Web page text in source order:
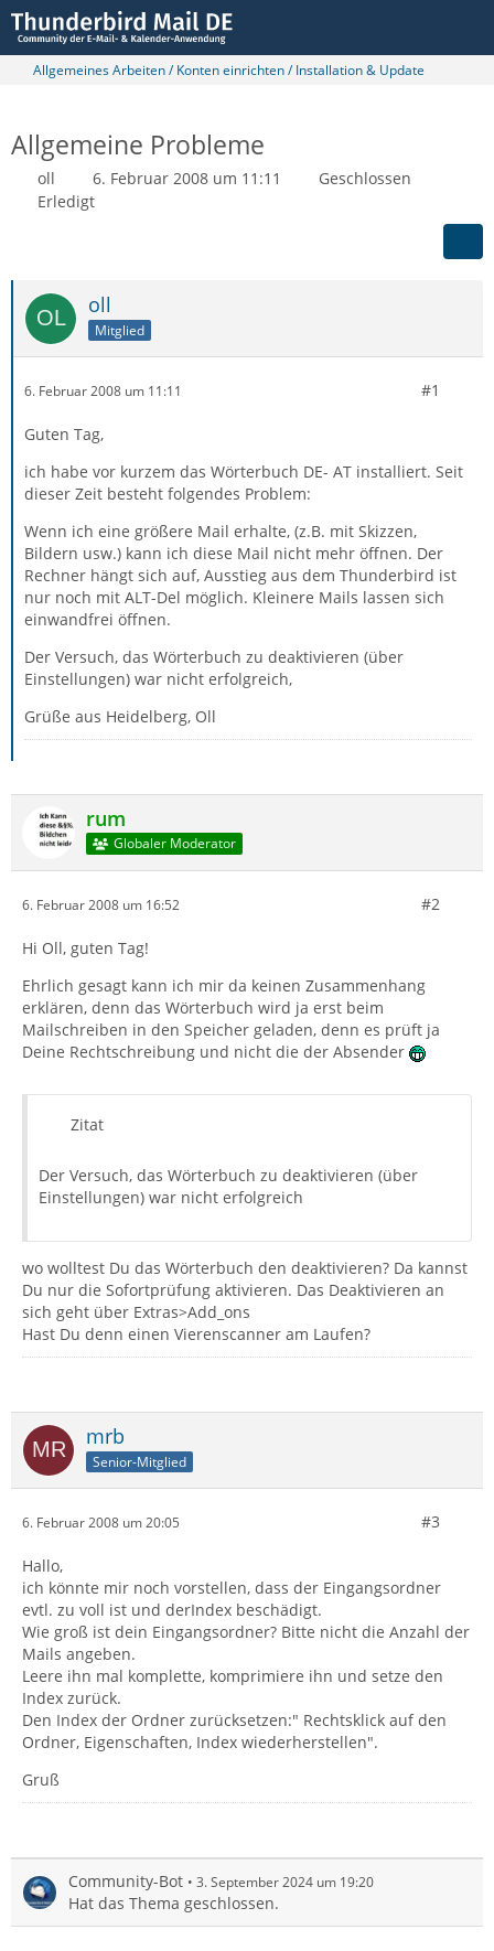
Allgemeines Arbeiten / Konten einrichten / Installation & Update
Allgemeine Probleme
oll 6. Februar 2008 um 11:11
Geschlossen
Erledigt
oll
Mitglied
6. Februar 2008 um 11:11 #1
Guten Tag,
ich habe vor kurzem das Wörterbuch DE- AT installiert. Seit
dieser Zeit besteht folgendes Problem:
Wenn ich eine größere Mail erhalte, (z.B. mit Skizzen,
Bildern usw.) kann ich diese Mail nicht mehr öffnen. Der
Rechner hängt sich auf, Ausstieg aus dem Thunderbird ist
nur noch mit ALT-Del möglich. Kleinere Mails lassen sich
einwandfrei öffnen.
Der Versuch, das Wörterbuch zu deaktivieren (über
Einstellungen) war nicht erfolgreich,
Grüße aus Heidelberg, Oll
rum
Globaler Moderator
6. Februar 2008 um 16:52 #2
Hi Oll, guten Tag!
Ehrlich gesagt kann ich mir da keinen Zusammenhang
erklären, denn das Wörterbuch wird ja erst beim
Mailschreiben in den Speicher geladen, denn es prüft ja
Deine Rechtschreibung und nicht die der Absender
Zitat
Der Versuch, das Wörterbuch zu deaktivieren (über
Einstellungen) war nicht erfolgreich
wo wolltest Du das Wörterbuch den deaktivieren? Da kannst
Du nur die Sofortprüfung aktivieren. Das Deaktivieren an
sich geht über Extras>Add_ons
Hast Du denn einen Vierenscanner am Laufen?
mrb
Senior-Mitglied
6. Februar 2008 um 20:05 #3
Hallo,
ich könnte mir noch vorstellen, dass der Eingangsordner
evtl. zu voll ist und derIndex beschädigt.
Wie groß ist dein Eingangsordner? Bitte nicht die Anzahl der
Mails angeben.
Leere ihn mal komplette, komprimiere ihn und setze den
Index zurück.
Den Index der Ordner zurücksetzen:" Rechtsklick auf den
Ordner, Eigenschaften, Index wiederherstellen".
Gruß
Community-Bot 3. September 2024 um 19:20
Hat das Thema geschlossen.